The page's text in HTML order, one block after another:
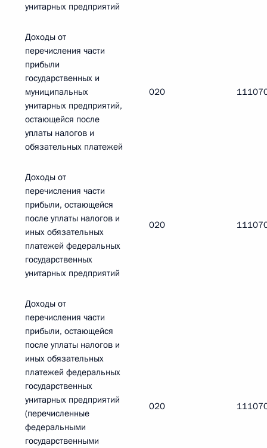
унитарных предприятий
Доходы от
перечисления части
прибыли
государственных и
муниципальных
унитарных предприятий,
остающейся после
уплаты налогов и
обязательных платежей
020
Доходы от
перечисления части
прибыли, остающейся
после уплаты налогов и
иных обязательных
платежей федеральных
государственных
унитарных предприятий
020
Доходы от
перечисления части
прибыли, остающейся
после уплаты налогов и
иных обязательных
платежей федеральных
государственных
унитарных предприятий
(перечисленные
федеральными
государственными
020